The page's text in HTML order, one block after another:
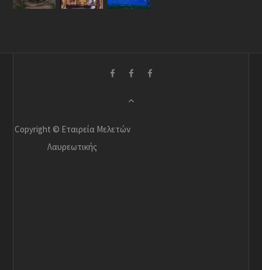
Copyright © Εταιρεία Μελετών
Λαυρεωτικής